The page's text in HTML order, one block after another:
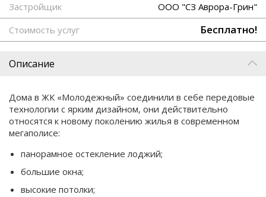
Застройщик
ООО "СЗ Аврора-Грин"
Стоимость услуг
Бесплатно!
Описание
Дома в ЖК «Молодежный» соединили в себе передовые
технологии с ярким дизайном, они действительно
относятся к новому поколению жилья в современном
мегаполисе:
панорамное остекление лоджий;
большие окна;
высокие потолки;